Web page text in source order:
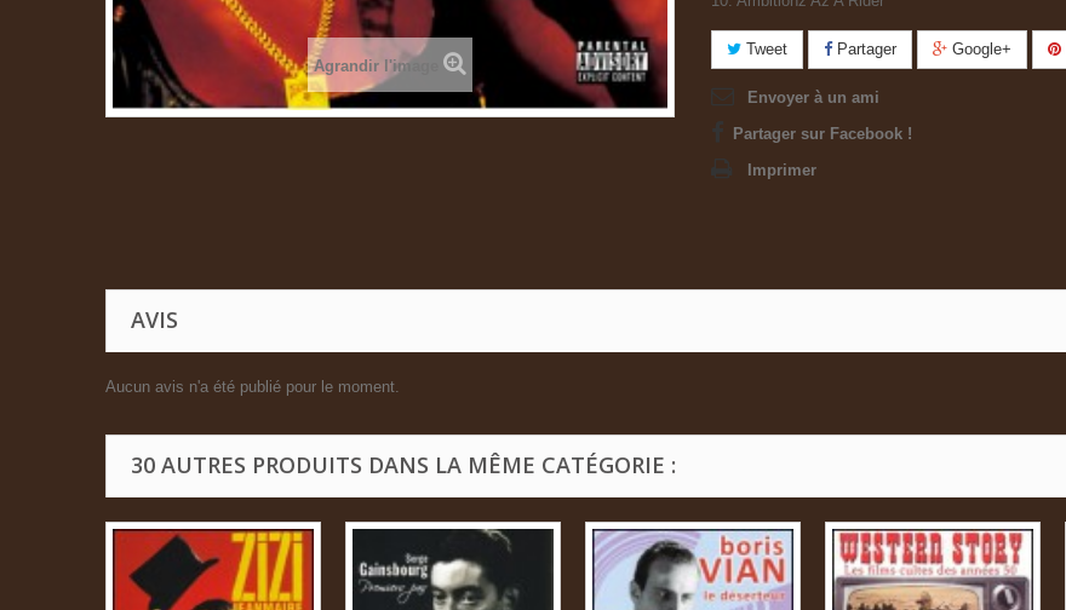
Agrandir l'image
Tweet Partager Google+
Envoyer à un ami
Partager sur Facebook !
Imprimer
AVIS
Aucun avis n'a été publié pour le moment.
30 AUTRES PRODUITS DANS LA MÊME CATÉGORIE :